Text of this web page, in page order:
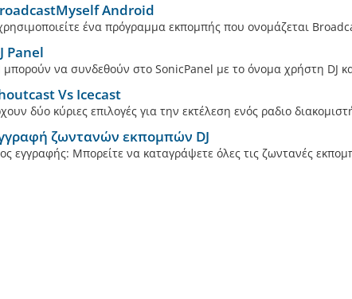
Android
ένα πρόγραμμα εκπομπής που ονομάζεται
Panel
μπορούν να συνδεθούν στο SonicPanel με το όνομα χρήστη DJ
Vs Icecast
δύο κύριες επιλογές για την εκτέλεση ενός ραδιο
ζωντανών εκπομπών DJ
εγγραφής: Μπορείτε να καταγράψετε όλες τις ζωντανές